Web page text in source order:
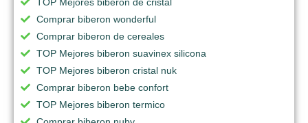
Comprar biberon wonderful
Comprar biberon de cereales
TOP Mejores biberon suavinex silicona
TOP Mejores biberon cristal nuk
Comprar biberon bebe confort
TOP Mejores biberon termico